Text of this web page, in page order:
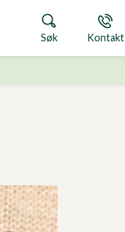
Søk Kontakt